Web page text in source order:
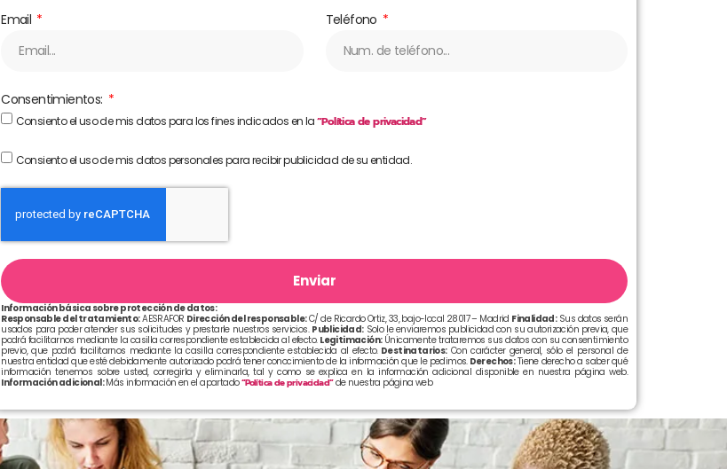
Email Teléfono
Consentimientos:
Consiento el uso de mis datos para los fines indicados en la“Política de privacidad”
Consiento el uso de mis datos personales para recibir publicidad de su entidad.
Enviar
Información básica sobre protección de datos:
Responsable del tratamiento:AESRAFOR Dirección del responsable:C/ de Ricardo Ortiz, 33, bajo-local 28017 – Madrid Finalidad:Sus datos serán
usados para poder atender sus solicitudes y prestarle nuestros servicios. Publicidad:Solo le enviaremos publicidad con su autorización previa, que
podrá facilitarnos mediante la casilla correspondiente establecida al efecto. Legitimación:Únicamente trataremos sus datos con su consentimiento
previo, que podrá facilitarnos mediante la casilla correspondiente establecida al efecto.Destinatarios:Con carácter general, sólo el personal de
nuestra entidad que esté debidamente autorizado podrá tener conocimiento de la información que le pedimos.Derechos:Tiene derecho a saber qué
información tenemos sobre usted, corregirla y eliminarla, tal y como se explica en la información adicional disponible en nuestra página web.
Información adicional:Más información en el apartado“Política de privacidad”de nuestra página web